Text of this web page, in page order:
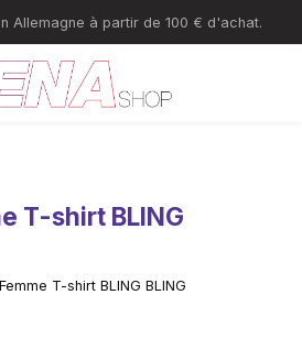
Allemagne à partir de 100 € d'achat.
T-shirt BLING